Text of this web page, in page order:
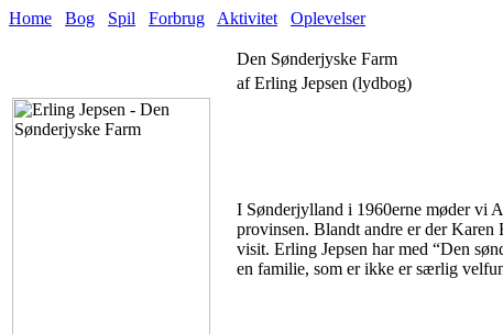
Home Bog Spil Forbrug Aktivitet Oplevelser
Den Sønderjyske Farm
af Erling Jepsen (lydbog)
I Sønderjylland i 1960erne møder vi
provinsen. Blandt andre er der
visit. Erling Jepsen har med “Den
en familie, som er ikke er særlig